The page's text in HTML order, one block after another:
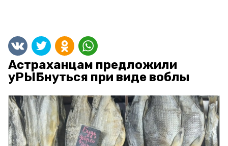
Астраханцам предложили
уРЫБнуться при виде воблы